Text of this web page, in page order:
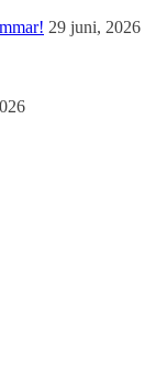
29 juni, 2026